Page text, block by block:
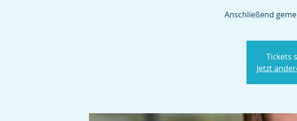
Anschließend
Tickets
Jetzt